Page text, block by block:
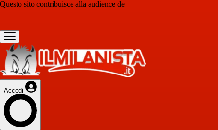
Questo sito contribuisce alla audience de
Accedi